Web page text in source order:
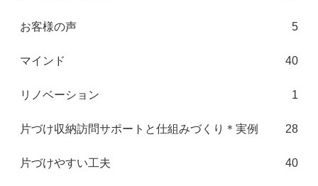
お客様の声 5
マインド 40
リノベーション 1
片づけ収納訪問サポートと仕組みづくり＊実例 28
片づけやすい工夫 40